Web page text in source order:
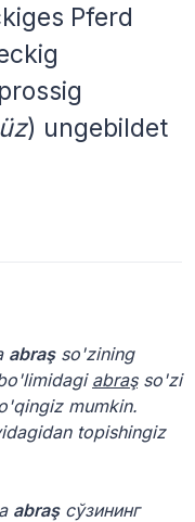
Pferd
) ungebildet
abraşso'zining
abraşso'zi
mumkin.
topishingiz
abraşсўзининг